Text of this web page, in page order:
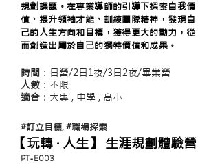
規劃課題。在專業導師的引導下探索自我價
值、提升領袖才能、訓練團隊精神，發現自
己的人生方向和目標，獲得更大的動力，從
而創造出屬於自己的獨特價值和成果。
時間 ：日營/2日1夜/3日2夜/畢業營
人數 ：不限
適合 ：大專 , 中學 , 高小
#訂立目標, #職場探索
【玩轉 ‧ 人生】 生涯規劃體驗營
​PT-E003